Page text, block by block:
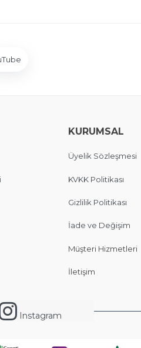
KURUMSAL
Üyelik Sözleşmesi
KVKK Politikası
Gizlilik Politikası
İade ve Değişim
Müşteri Hizmetleri
İletişim
Instagram